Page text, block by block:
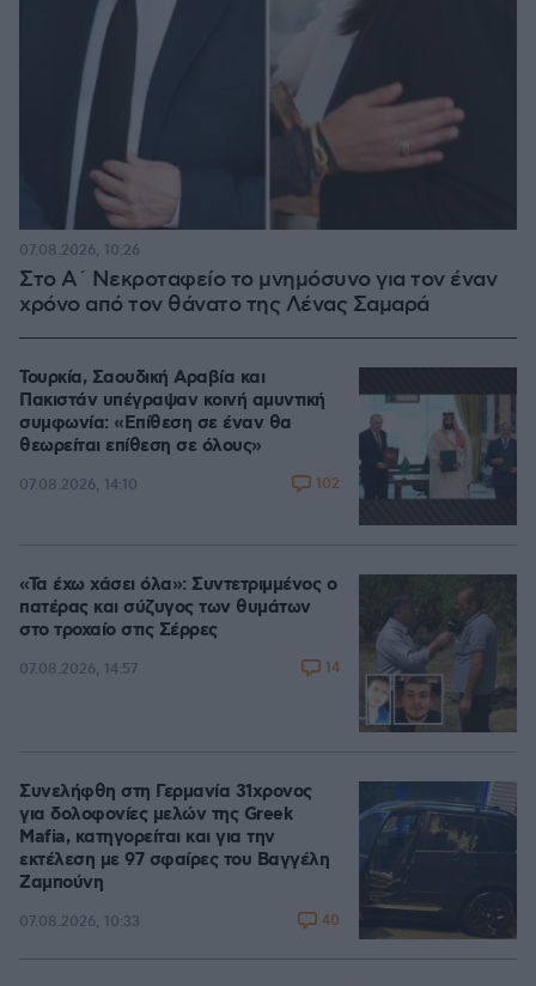
Στο Α΄ Νεκροταφείο το μνημόσυνο για τον έναν
χρόνο από τον θάνατο της Λένας Σαμαρά
07.08.2026, 10:26
Τουρκία, Σαουδική Αραβία και
Πακιστάν υπέγραψαν κοινή αμυντική
συμφωνία: «Επίθεση σε έναν θα
θεωρείται επίθεση σε όλους»
07.08.2026, 14:10 102
«Τα έχω χάσει όλα»: Συντετριμμένος ο
πατέρας και σύζυγος των θυμάτων
στο τροχαίο στις Σέρρες
07.08.2026, 14:57 14
Συνελήφθη στη Γερμανία 31χρονος
για δολοφονίες μελών της Greek
Mafia, κατηγορείται και για την
εκτέλεση με 97 σφαίρες του Βαγγέλη
Ζαμπούνη
07.08.2026, 10:33 40